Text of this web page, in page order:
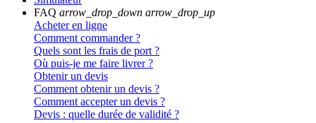
FAQ arrow_drop_down arrow_drop_up
Acheter en ligne
Comment commander ?
Quels sont les frais de port ?
Où puis-je me faire livrer ?
Obtenir un devis
Comment obtenir un devis ?
Comment accepter un devis ?
Devis : quelle durée de validité ?